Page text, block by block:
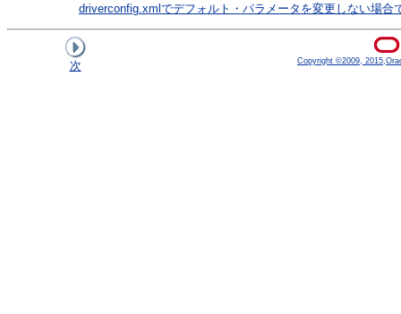
driverconfig.xmlでデフォルト・パラメータを変更しない場合
次 Copyright ©2009,